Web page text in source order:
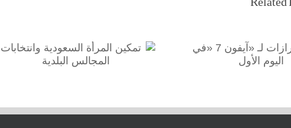
وانتخابات المجالس البلدية
اليوم الأول